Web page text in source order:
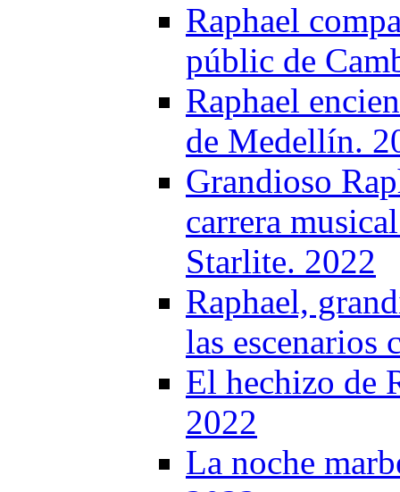
Raphael
públic de
Raphael
de Medellín.
Grandioso
carrera
Starlite. 2022
Raphael,
las escenarios
El hechizo de
2022
La noche